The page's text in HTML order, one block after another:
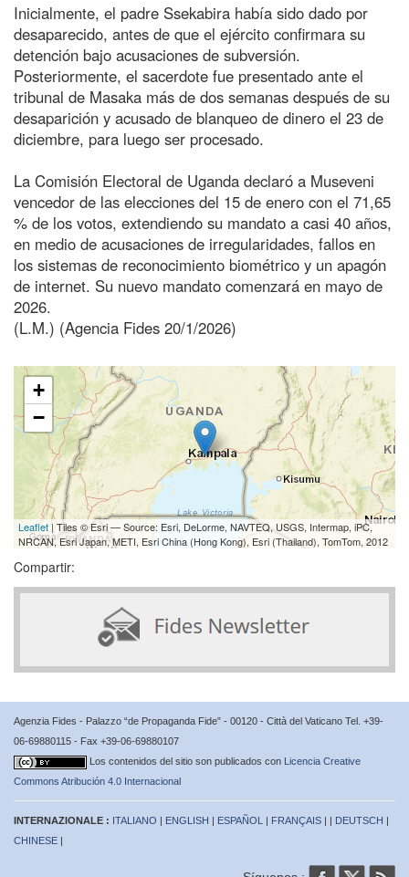
Inicialmente, el padre Ssekabira había sido dado por
desaparecido, antes de que el ejército confirmara su
detención bajo acusaciones de subversión.
Posteriormente, el sacerdote fue presentado ante el
tribunal de Masaka más de dos semanas después de su
desaparición y acusado de blanqueo de dinero el 23 de
diciembre, para luego ser procesado.
La Comisión Electoral de Uganda declaró a Museveni
vencedor de las elecciones del 15 de enero con el 71,65
% de los votos, extendiendo su mandato a casi 40 años,
en medio de acusaciones de irregularidades, fallos en
los sistemas de reconocimiento biométrico y un apagón
de internet. Su nuevo mandato comenzará en mayo de
2026.
(L.M.) (Agencia Fides 20/1/2026)
+
−
Leaflet | Tiles © Esri — Source: Esri, DeLorme, NAVTEQ, USGS, Intermap, iPC,
NRCAN, Esri Japan, METI, Esri China (Hong Kong), Esri (Thailand), TomTom, 2012
Compartir:
Agenzia Fides - Palazzo “de Propaganda Fide” - 00120 - Città del Vaticano Tel. +39-
06-69880115 - Fax +39-06-69880107
Los contenidos del sitio son publicados con Licencia Creative
Commons Atribución 4.0 Internacional
INTERNAZIONALE : ITALIANO | ENGLISH | ESPAÑOL | FRANÇAIS | | DEUTSCH |
CHINESE |